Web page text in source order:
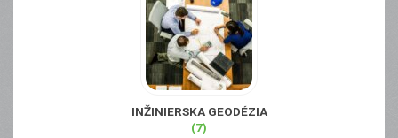
INŽINIERSKA GEODÉZIA
(7)